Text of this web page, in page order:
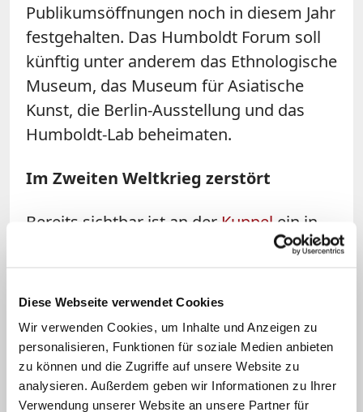
Diese Webseite verwendet Cookies
Wir verwenden Cookies, um Inhalte und Anzeigen zu
personalisieren, Funktionen für soziale Medien anbieten
zu können und die Zugriffe auf unsere Website zu
analysieren. Außerdem geben wir Informationen zu Ihrer
Verwendung unserer Website an unsere Partner für
Publikumsöffnungen noch in diesem Jahr
festgehalten. Das Humboldt Forum soll
künftig unter anderem das Ethnologische
Museum, das Museum für Asiatische
Kunst, die Berlin-Ausstellung und das
Humboldt-Lab beheimaten.
Im Zweiten Weltkrieg zerstört
Bereits sichtbar ist an der Kuppel ein in
den vergangenen Tagen angebrachtes
auf blauem Untergrund unterhalb des
Gesimses. Sie geht auf Preußen-König
Friedrich Wilhelm IV (1795-1861) zurück.
Der Text auf dem Schriftband lautet laut
Stiftung: "Es ist in keinem andern Heil, ist